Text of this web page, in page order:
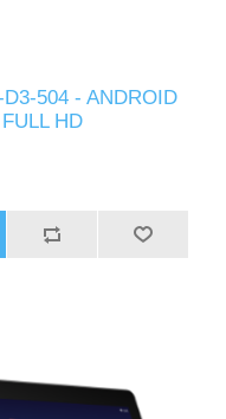
504 - ANDROID
HD